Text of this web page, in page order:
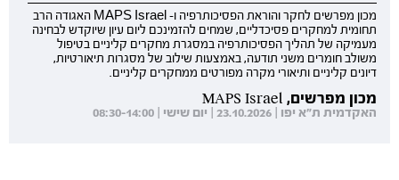
מכון מפרשים לחקר והוראת הפסיכותרפיה ו- MAPS Israel האגודה הרב
תחומית למחקרים פסיכדליים, שמחים להזמינכם ליום עיון שיוקדש לבחינה
מעמיקה של תהליך הפסיכותרפיה במסגרת מחקרים קליניים בטיפול
משולב חומרים משני תודעה, באמצעות שילוב של מסגרות תיאורטיות,
דיונים קליניים ותיאורי מקרה מפורטים ממחקרים קליניים.
מכון מפרשים, MAPS Israel
האקדמית ת"א יפו | 23.10.2026 | יום שישי | 08:30-14:00